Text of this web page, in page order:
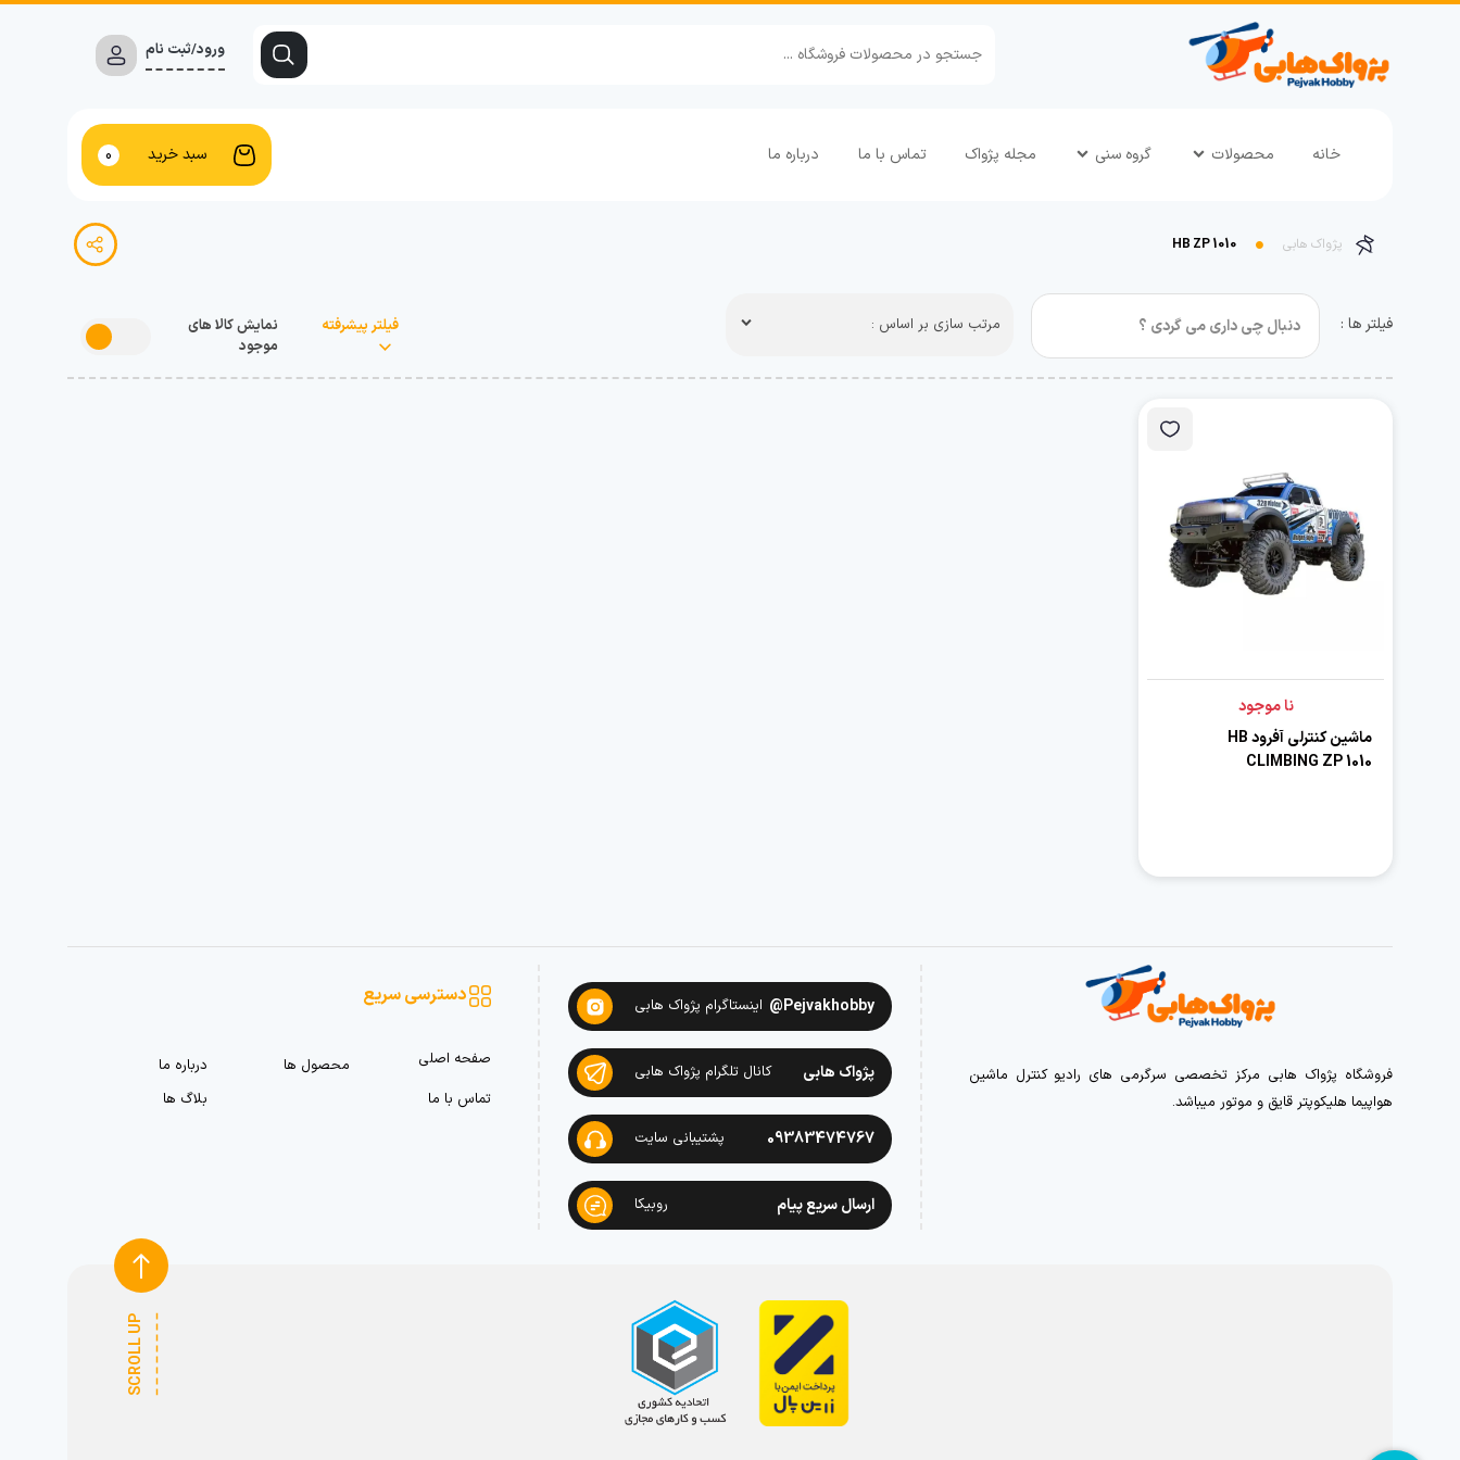
ورود/ثبت نام
خانه محصولات گروه سنی مجله پژواک تماس با ما درباره ما سبد خرید 0
پژواک هابی HB ZP 1010
فیلتر ها : مرتب سازی بر اساس : فیلتر پیشرفته
نمایش کالا های
موجود
نا موجود
ماشین کنترلی آفرود HB
CLIMBING ZP 1010
فروشگاه پژواک هابی مرکز تخصصی سرگرمی های رادیو کنترل ماشین
هواپیما هلیکوپتر قایق و موتور میباشد.
Pejvakhobby@ اینستاگرام پژواک هابی
پژواک هابی کانال تلگرام پژواک هابی
09383474767 پشتیبانی سایت
ارسال سریع پیام روبیکا
دسترسی سریع
صفحه اصلی محصول ها
درباره ما
تماس با ما
بلاگ ها
SCROLL UP